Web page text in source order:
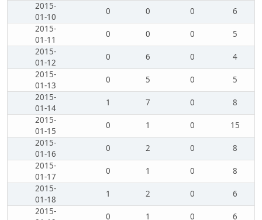
2015-
01-10
0 0 0
6
2015-
01-11
0 0 0
5
2015-
01-12
0 6 0
4
2015-
01-13
0 5 0
5
2015-
01-14
1 7 0
8
2015-
01-15
0 1 0
15
2015-
01-16
0 2 0
8
2015-
01-17
0 1 0
8
2015-
01-18
1 2 0
6
2015-
0 1 0
6